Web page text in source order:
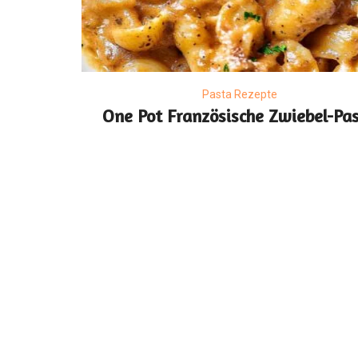
Pasta Rezepte
One Pot Französische Zwiebel-